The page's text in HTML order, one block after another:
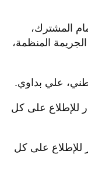
المشترك،
المنظمة،
علي بداوي.
للإطلاع على كل
للإطلاع على كل